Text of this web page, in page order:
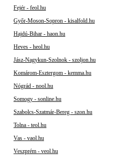
Fejér - feol.hu
Győr-Moson-Sopron - kisalfold.hu
Hajdú-Bihar - haon.hu
Heves - heol.hu
Jász-Nagykun-Szolnok - szoljon.hu
Komárom-Esztergom - kemma.hu
Nógrád - nool.hu
Somogy - sonline.hu
Szabolcs-Szatmár-Bereg - szon.hu
Tolna - teol.hu
Vas - vaol.hu
Veszprém - veol.hu